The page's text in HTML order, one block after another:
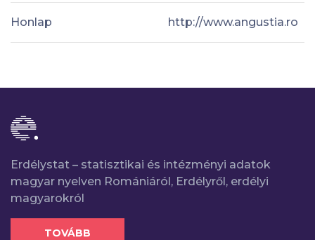
Honlap http://www.angustia.ro
Erdélystat – statisztikai és intézményi adatok
magyar nyelven Romániáról, Erdélyről, erdélyi
magyarokról
TOVÁBB